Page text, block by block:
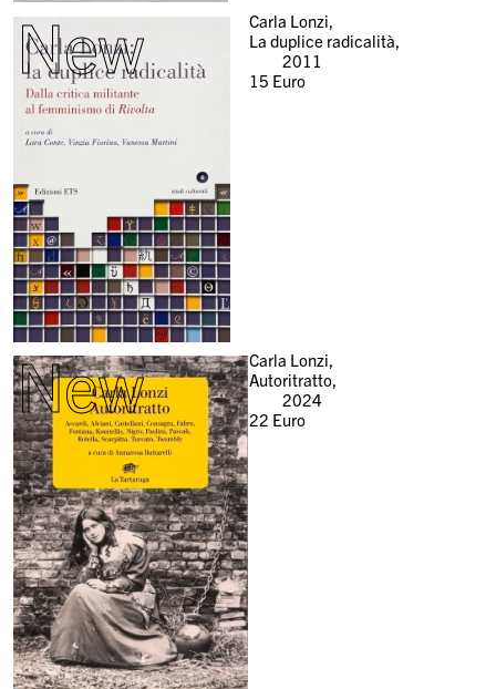
New
Carla Lonzi,
La duplice radicalità,
2011
15 Euro
New
Carla Lonzi,
Autoritratto,
2024
22 Euro